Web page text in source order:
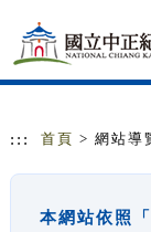
::: 首頁 > 網站導
本網站依照